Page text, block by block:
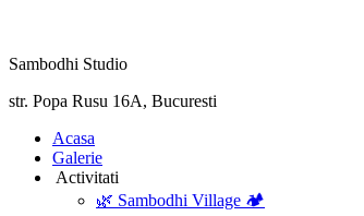
Sambodhi Studio
str. Popa Rusu 16A, Bucuresti
‎Acasa
Galerie
‎ ‎Activitati‎
🌿 Sambodhi Village 🏕️